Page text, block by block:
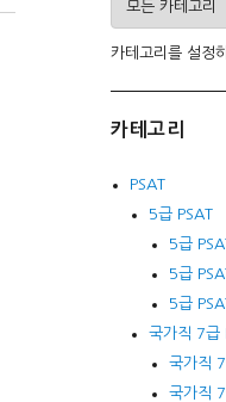
카테고리를 설정
카테고리
PSAT
5급 PSAT
5급
5급
5급
국가직 7급
국가직
국가직